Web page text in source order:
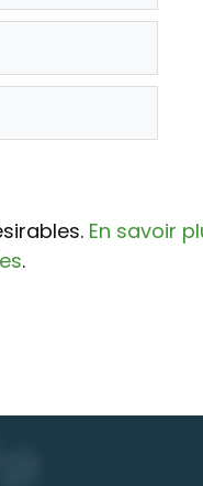
En savoir
.